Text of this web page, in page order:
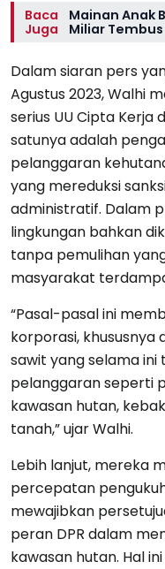
Baca
Juga
Mainan Anak
Miliar
Dalam siaran pers
Agustus 2023, Walhi
serius UU Cipta Kerja
satunya adalah
pelanggaran
yang mereduksi
administratif. Dalam
lingkungan bahkan
tanpa pemulihan
masyarakat
“Pasal-pasal ini
korporasi,
sawit yang selama
pelanggaran seperti
kawasan hutan,
tanah,” ujar Walhi.
Lebih lanjut, mereka
percepatan
mewajibkan
peran DPR dalam
kawasan hutan. Hal